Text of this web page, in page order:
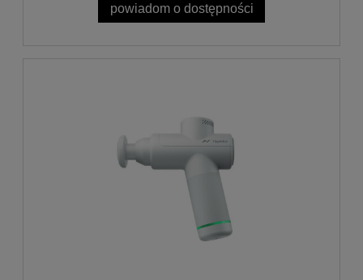
powiadom o dostępności